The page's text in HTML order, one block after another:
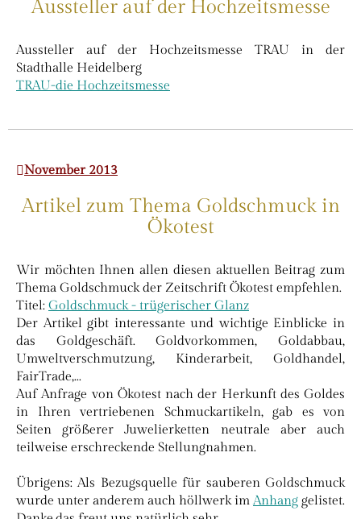
Aussteller auf der Hochzeitsmesse
Aussteller auf der Hochzeitsmesse TRAU in der
Stadthalle Heidelberg
TRAU-die Hochzeitsmesse
November 2013
Artikel zum Thema Goldschmuck in
Ökotest
Wir möchten Ihnen allen diesen aktuellen Beitrag zum
Thema Goldschmuck der Zeitschrift Ökotest empfehlen.
Titel: Goldschmuck - trügerischer Glanz
Der Artikel gibt interessante und wichtige Einblicke in
das Goldgeschäft. Goldvorkommen, Goldabbau,
Umweltverschmutzung, Kinderarbeit, Goldhandel,
FairTrade,...
Auf Anfrage von Ökotest nach der Herkunft des Goldes
in Ihren vertriebenen Schmuckartikeln, gab es von
Seiten größerer Juwelierketten neutrale aber auch
teilweise erschreckende Stellungnahmen.
Übrigens: Als Bezugsquelle für sauberen Goldschmuck
wurde unter anderem auch höllwerk imAnhang gelistet.